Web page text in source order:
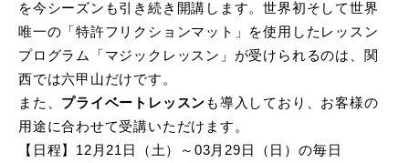
を今シーズンも引き続き開講します。世界初そして世界
唯一の「特許フリクションマット」を使用したレッスン
プログラム「マジックレッスン」が受けられるのは、関
西では六甲山だけです。
また、 プライベートレッスンも導入しており、お客様の
用途に合わせて受講いただけます。
【日程】12月21日（土）～03月29日（日）の毎日